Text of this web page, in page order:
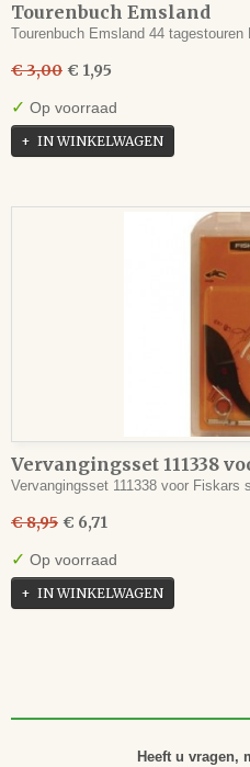
Tourenbuch Emsland
Tourenbuch Emsland 44
€ 3,00 € 1,95
✓ Op voorraad
IN WINKELWAGEN
Vervangingsset 111338
111330
Vervangingsset 111338 voor
€ 8,95 € 6,71
✓ Op voorraad
IN WINKELWAGEN
Heeft u vragen,